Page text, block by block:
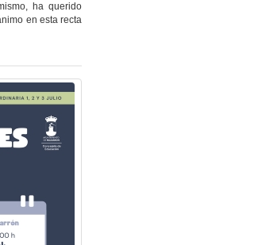
ha querido
en esta recta